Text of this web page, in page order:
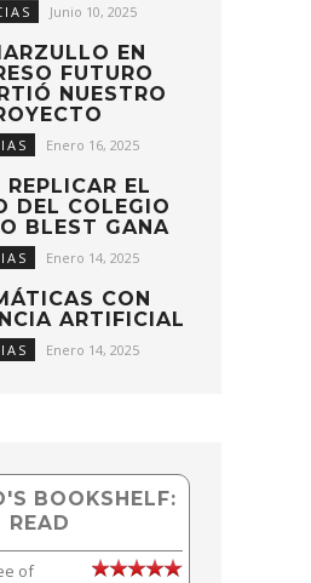
Junio 10, 2025
EN
FUTURO
NUESTRO
Enero 16, 2025
REPLICAR EL
DEL COLEGIO
BLEST GANA
Enero 14, 2025
CON
ARTIFICIAL
Enero 14, 2025
BOOKSHELF:
READ
of